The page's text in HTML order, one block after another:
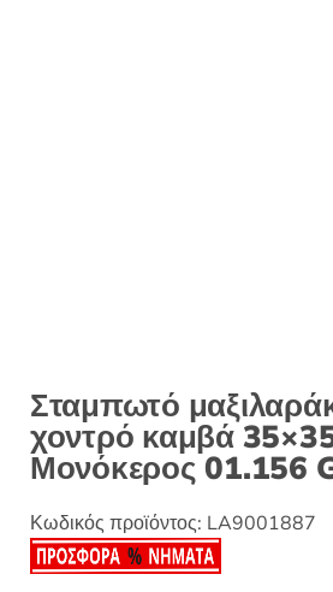
Σταμπωτό
χοντρό καμβά
Μονόκερος 01.156
Κωδικός προϊόντος: LA9001887